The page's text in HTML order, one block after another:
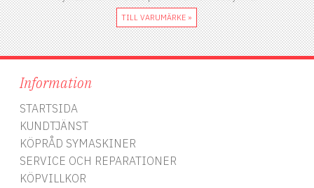
TILL VARUMÄRKE »
Information
STARTSIDA
KUNDTJÄNST
KÖPRÅD SYMASKINER
SERVICE OCH REPARATIONER
KÖPVILLKOR